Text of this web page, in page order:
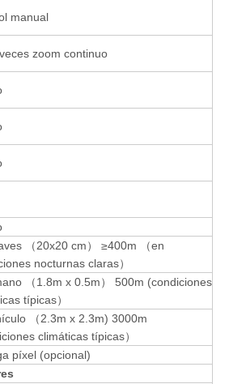
manual
zoom continuo
（20x20 cm） ≥400m （en
nocturnas claras）
（1.8m x 0.5m） 500m (condiciones
típicas）
（2.3m x 2.3m) 3000m
climáticas típicas）
píxel (opcional)